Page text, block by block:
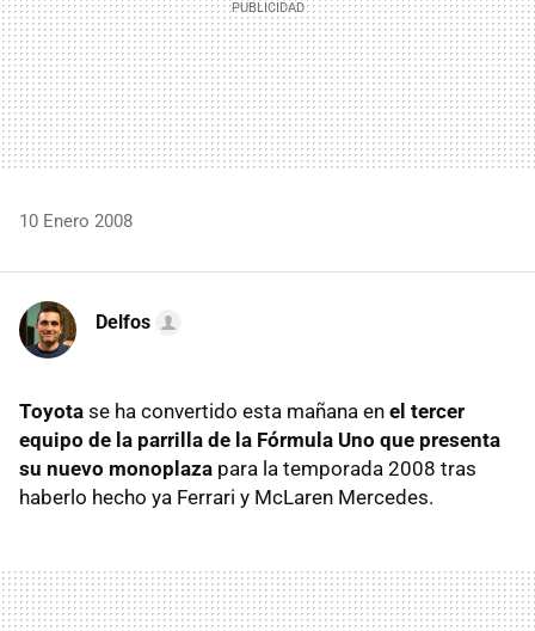
10 Enero 2008
Delfos
Toyota se ha convertido esta mañana en el tercer
equipo de la parrilla de la Fórmula Uno que presenta
su nuevo monoplaza para la temporada 2008 tras
haberlo hecho ya Ferrari y McLaren Mercedes.